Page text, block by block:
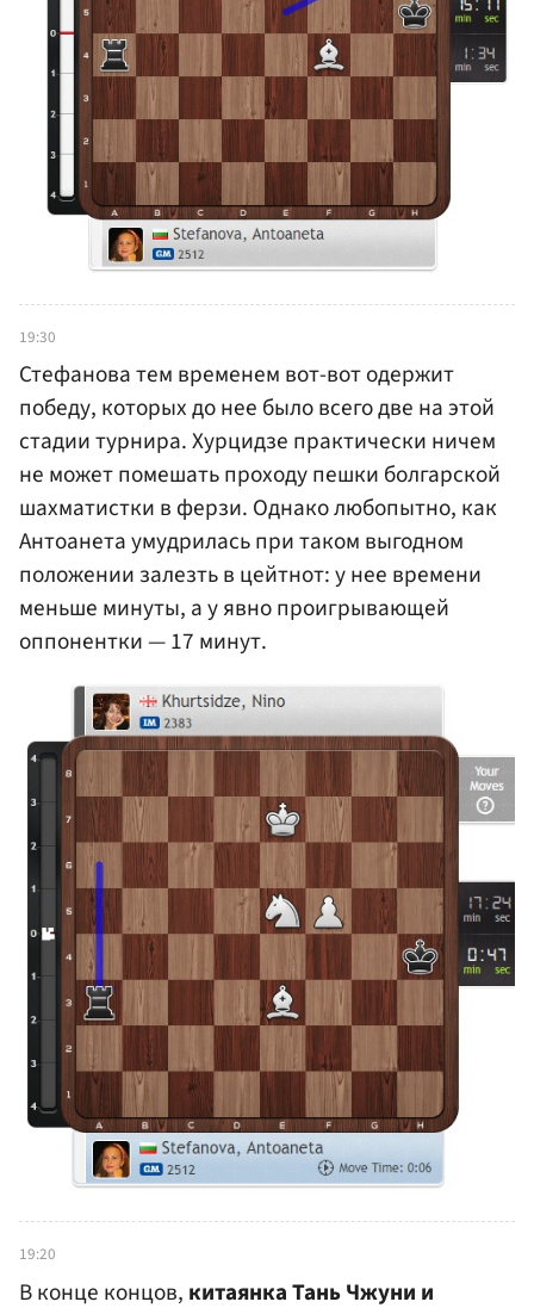
19:30
Стефанова тем временем вот-вот одержит
победу, которых до нее было всего две на этой
стадии турнира. Хурцидзе практически ничем
не может помешать проходу пешки болгарской
шахматистки в ферзи. Однако любопытно, как
Антоанета умудрилась при таком выгодном
положении залезть в цейтнот: у нее времени
меньше минуты, а у явно проигрывающей
оппонентки — 17 минут.
19:20
В конце концов, китаянка Тань Чжуни и